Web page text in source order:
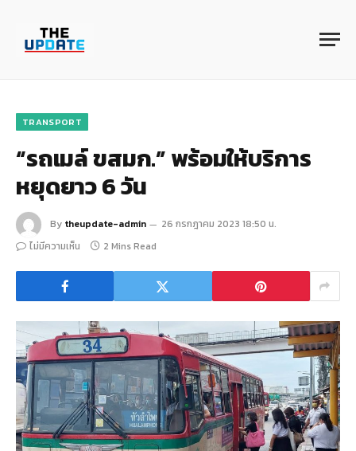
TRANSPORT
“รถเมล์ ขสมก.” พร้อมให้บริการ
หยุดยาว 6 วัน
By theupdate-admin
26 กรกฎาคม 2023 18:50 น.
ไม่มีความเห็น
2 Mins Read